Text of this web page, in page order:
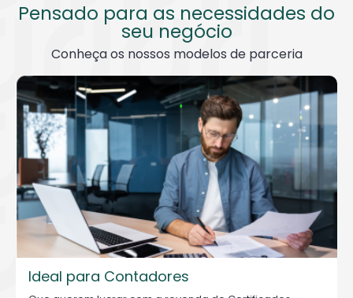
Pensado para as necessidades do
seu negócio
Conheça os nossos modelos de parceria
Ideal para Contadores